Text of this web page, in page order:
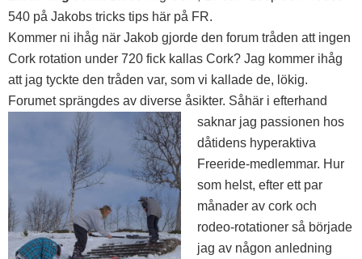
540 på Jakobs tricks tips här på FR.
Kommer ni ihåg när Jakob gjorde den forum tråden att ingen
Cork rotation under 720 fick kallas Cork? Jag kommer ihåg
att jag tyckte den tråden var, som vi kallade de, lökig.
Forumet sprängdes av diverse åsikter. Såhär i efterhand
saknar jag passionen hos
dåtidens hyperaktiva
Freeride-medlemmar. Hur
som helst, efter ett par
månader av cork och
rodeo-rotationer så började
jag av någon anledning